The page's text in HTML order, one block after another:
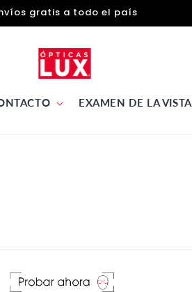
gratis a todo el país
EXAMEN DE LA VISTA